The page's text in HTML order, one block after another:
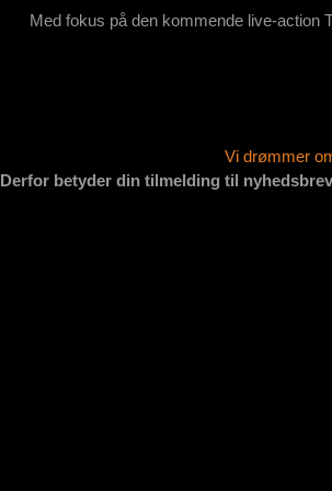
Med fokus på den kommende live-action
Vi drømmer
Derfor betyder din tilmelding til